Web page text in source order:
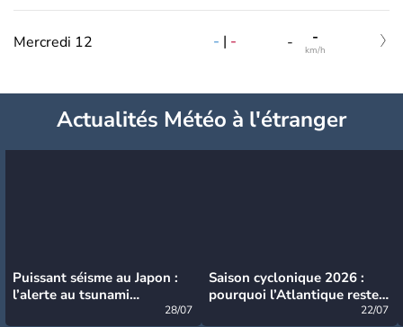
Mercredi 12 - | - - -
km/h
Actualités Météo à l'étranger
Puissant séisme au Japon :
l’alerte au tsunami
28/07
Saison cyclonique 2026 :
pourquoi l’Atlantique reste
22/07